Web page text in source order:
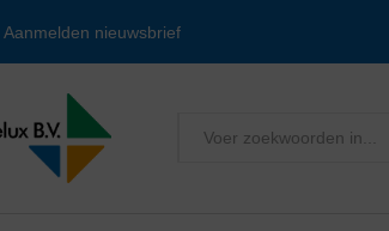
Aanmelden nieuwsbrief
Alles